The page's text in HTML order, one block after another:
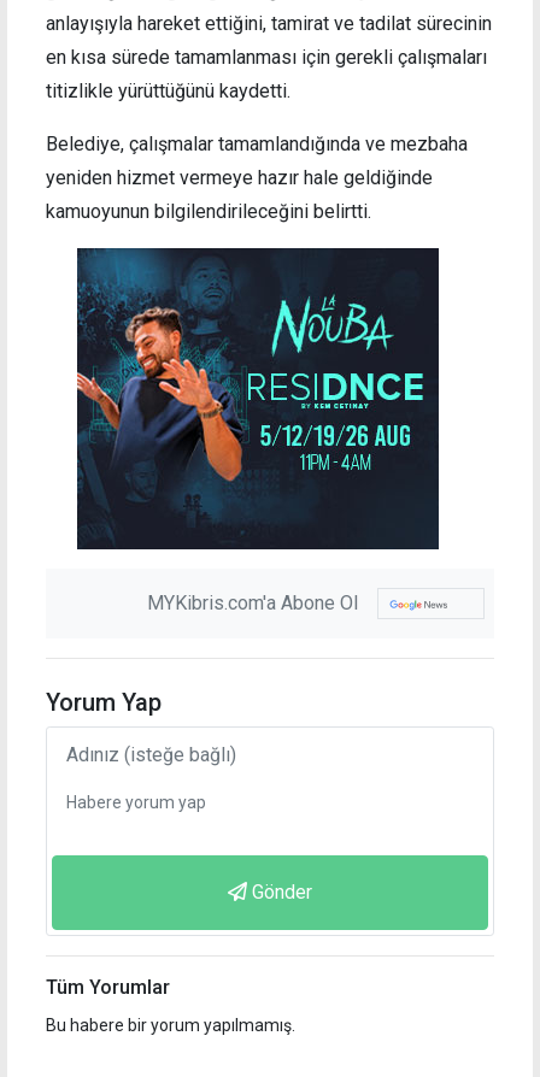
anlayışıyla hareket ettiğini, tamirat ve tadilat sürecinin
en kısa sürede tamamlanması için gerekli çalışmaları
titizlikle yürüttüğünü kaydetti.
Belediye, çalışmalar tamamlandığında ve mezbaha
yeniden hizmet vermeye hazır hale geldiğinde
kamuoyunun bilgilendirileceğini belirtti.
MYKibris.com'a Abone Ol
Yorum Yap
Gönder
Tüm Yorumlar
Bu habere bir yorum yapılmamış.